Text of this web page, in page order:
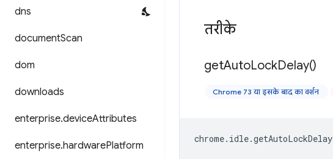
dns
documentScan
dom
downloads
enterprise.deviceAttributes
enterprise.hardwarePlatform
तरीके
getAutoLockDelay()
Chrome 73 या इसके बाद का वर्शन
chrome. idle.getAutoLockDelay